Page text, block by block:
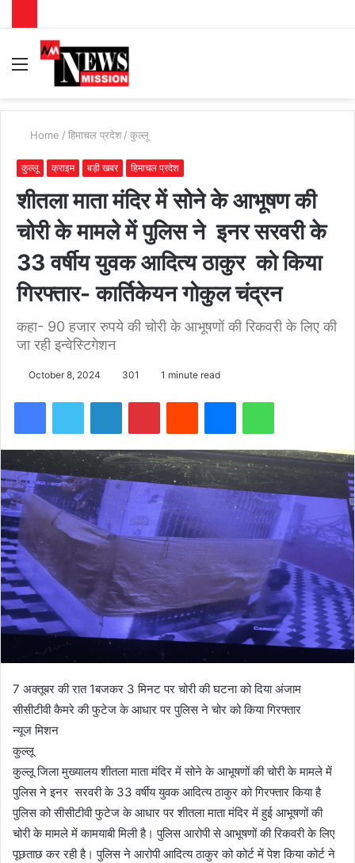
Menu
Home / हिमाचल प्रदेश / कुल्लू
कुल्लू क्राइम बड़ी खबर हिमाचल प्रदेश
शीतला माता मंदिर में सोने के आभूषण की
चोरी के मामले में पुलिस ने इनर सरवरी के
33 वर्षीय युवक आदित्य ठाकुर को किया
गिरफ्तार- कार्तिकेयन गोकुल चंद्रन
कहा- 90 हजार रुपये की चोरी के आभूषणों की रिकवरी के लिए की
जा रही इन्वेस्टिगेशन
October 8, 2024 301 1 minute read
7 अक्तूबर की रात 1बजकर 3 मिनट पर चोरी की घटना को दिया अंजाम
सीसीटीवी कैमरे की फुटेज के आधार पर पुलिस ने चोर को किया गिरफ्तार
न्यूज मिशन
कुल्लू
कुल्लू जिला मुख्यालय शीतला माता मंदिर में सोने के आभूषणों की चोरी के मामले में
पुलिस ने इनर सरवरी के 33 वर्षीय युवक आदित्य ठाकुर को गिरफ्तार किया है
पुलिस को सीसीटीवी फुटेज के आधार पर शीतला माता मंदिर में हुई आभूषणों की
चोरी के मामले में कामयाबी मिली है। पुलिस आरोपी से आभूषणों की रिकवरी के लिए
पूछताछ कर रही है। पुलिस ने आरोपी आदित्य ठाकुर को कोर्ट में पेश किया कोर्ट ने